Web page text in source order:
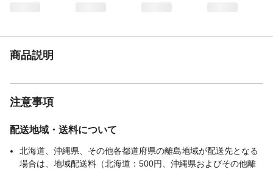
商品説明
注意事項
配送地域・送料について
北海道、沖縄県、その他各都道府県の離島地域が配送先となる
場合は、地域配送料（北海道：500円、沖縄県およびその他離